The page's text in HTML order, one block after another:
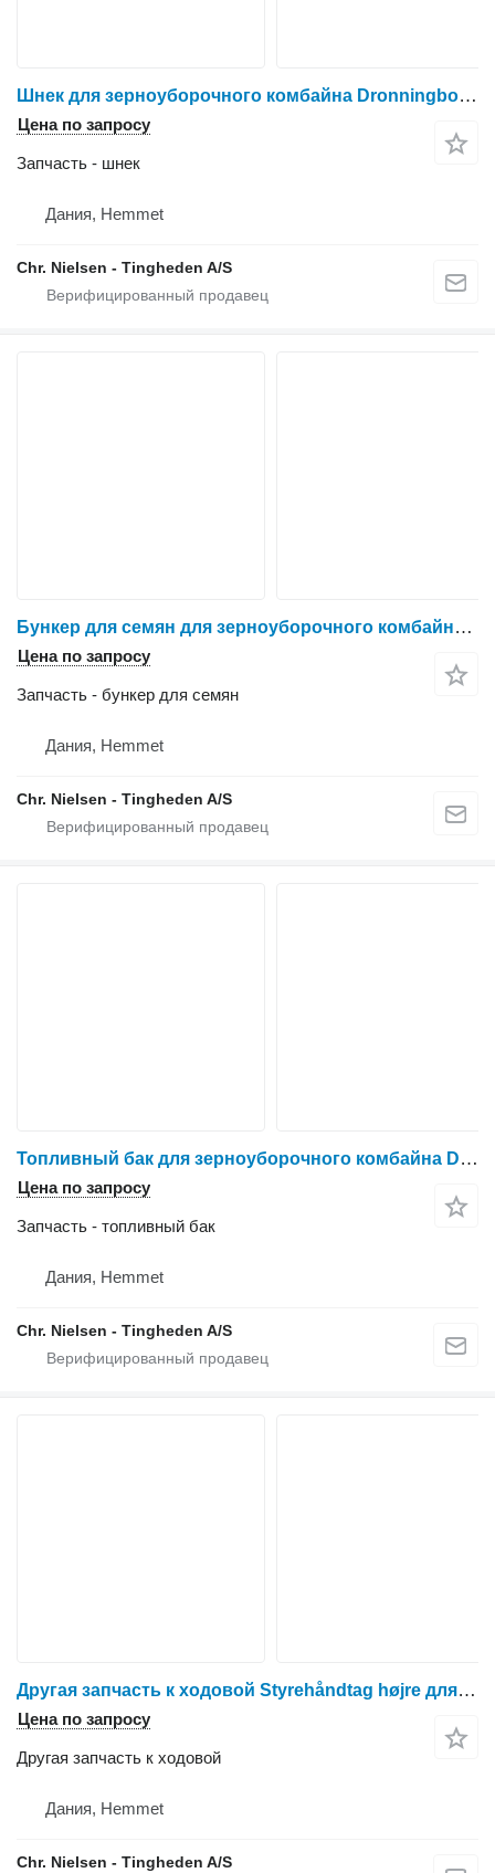
Шнек для зерноуборочного комбайна Dronningborg D1650
Цена по запросу
Запчасть - шнек
Дания, Hemmet
Chr. Nielsen - Tingheden A/S
Бункер для семян для зерноуборочного комбайна Dronningborg D1650
Цена по запросу
Запчасть - бункер для семян
Дания, Hemmet
Chr. Nielsen - Tingheden A/S
Топливный бак для зерноуборочного комбайна Dronningborg D1650
Цена по запросу
Запчасть - топливный бак
Дания, Hemmet
Chr. Nielsen - Tingheden A/S
Другая запчасть к ходовой Styrehåndtag højre для зерноуборочного комбайна Dronningborg D1650
Цена по запросу
Другая запчасть к ходовой
Дания, Hemmet
Chr. Nielsen - Tingheden A/S